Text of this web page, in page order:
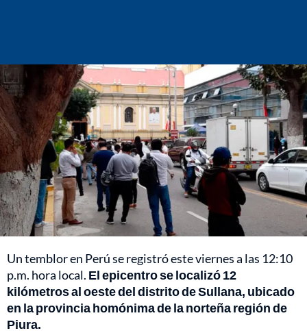
Un temblor en Perú se registró este viernes a las 12:10
p.m. hora local. El epicentro se localizó 12
kilómetros al oeste del distrito de Sullana, ubicado
en la provincia homónima de la norteña región de
Piura.